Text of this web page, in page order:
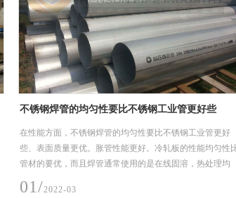
广州市白云区江高净水厂设计-采购-施工总承包
广州市白云区江高净水厂设计-采购-施工总承包(EPC)项目，
主要用于项目水质净化厂工艺管道，要求采用304材质不锈
钢工业管，规格是DN25-DN1400，建设时间2019年10
08/2022-04